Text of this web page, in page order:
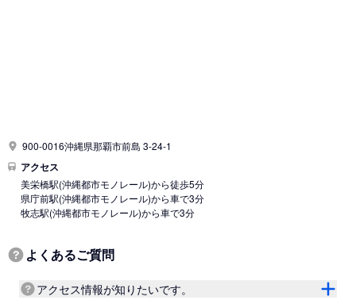
900-0016沖縄県那覇市前島 3-24-1
アクセス
美栄橋駅(沖縄都市モノレール)から徒歩5分
県庁前駅(沖縄都市モノレール)から車で3分
牧志駅(沖縄都市モノレール)から車で3分
よくあるご質問
アクセス情報が知りたいです。